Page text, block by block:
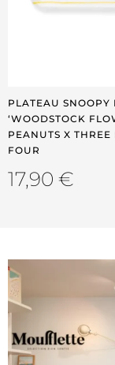
PLATEAU SNOOPY
‘WOODSTOCK
PEANUTS X THREE
FOUR
17,90 €